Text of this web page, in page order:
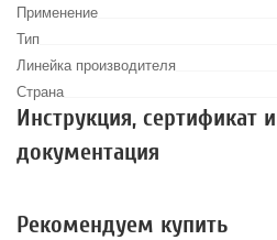
Применение
Тип
Линейка производителя
Страна
Инструкция, сертификат
документация
Рекомендуем купить